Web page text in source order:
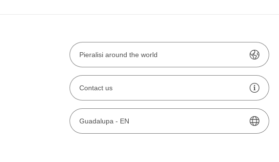
Pieralisi around the world
Contact us
Guadalupa - EN